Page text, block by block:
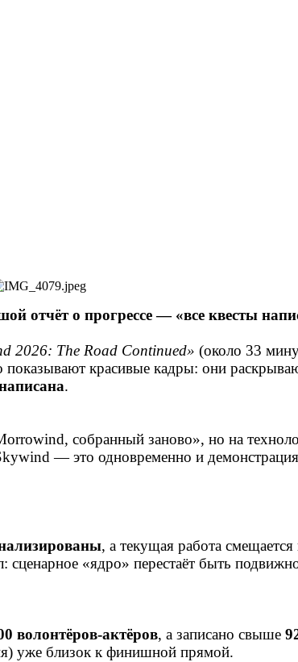
о прогрессе — «все квесты
2026: The Road Continued» (около 33
красивые кадры: они
.
собранный заново», но на
— это одновременно и демонстрация
, а текущая работа
сценарное «ядро» перестаёт быть
волонтёров‑актёров, а записано свыше
уже близок к финишной прямой.